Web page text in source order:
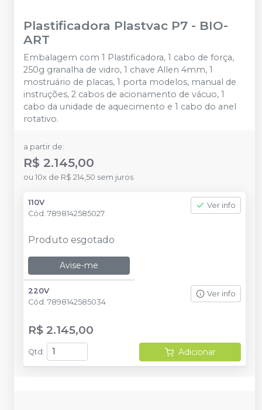
Plastificadora Plastvac P7 - BIO-
ART
Embalagem com 1 Plastificadora, 1 cabo de força,
250g granalha de vidro, 1 chave Allen 4mm, 1
mostruário de placas, 1 porta modelos, manual de
instruções, 2 cabos de acionamento de vácuo, 1
cabo da unidade de aquecimento e 1 cabo do anel
rotativo.
a partir de:
R$ 2.145,00
ou 10x de R$ 214,50 sem juros
110V
Cód. 7898142585027
Ver info
Produto esgotado
Avise-me
220V
Cód. 7898142585034
Ver info
R$ 2.145,00
Qtd : Adicionar